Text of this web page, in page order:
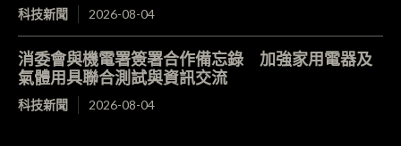
科技新聞 2026-08-04
消委會與機電署簽署合作備忘錄 加強家用電器及
氣體用具聯合測試與資訊交流
科技新聞 2026-08-04